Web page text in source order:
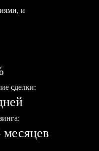
и
сделки:
месяцев